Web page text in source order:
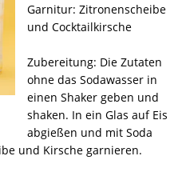
Garnitur: Zitronenscheibe
und Cocktailkirsche
Zubereitung: Die Zutaten
ohne das Sodawasser in
einen Shaker geben und
shaken. In ein Glas auf Eis
abgießen und mit Soda
und Kirsche garnieren.